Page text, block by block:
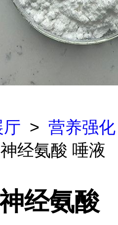
厅 > 营养强化
经氨酸 唾液
经氨酸